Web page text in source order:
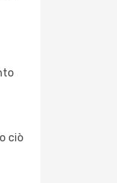
ciò